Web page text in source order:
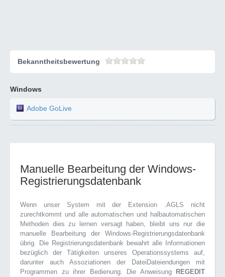
Bekanntheitsbewertung
Windows
Adobe GoLive
Manuelle Bearbeitung der Windows-
Registrierungsdatenbank
Wenn unser System mit der Extension .AGLS nicht
zurechtkommt und alle automatischen und halbautomatischen
Methoden dies zu lernen versagt haben, bleibt uns nur die
manuelle Bearbeitung der Windows-Registrierungsdatenbank
übrig. Die Registrierungsdatenbank bewahrt alle Informationen
bezüglich der Tätigkeiten unseres Operationssystems auf,
darunter auch Assoziationen der DateiDateiendungen mit
Programmen zu ihrer Bedienung. Die Anweisung
REGEDIT